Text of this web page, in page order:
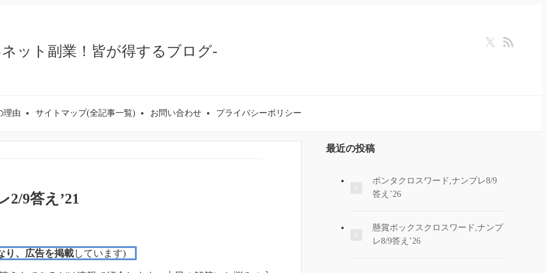
ット副業！皆が得するブログ-
理由 サイトマップ(全記事一覧) お問い合わせ プライバシーポリシー
9答え’21
り、広告を掲載しています)
最近の投稿
ポンタクロスワード,ナンプレ8/9
答え’26
懸賞ボックスクロスワード,ナンプ
レ8/9答え’26